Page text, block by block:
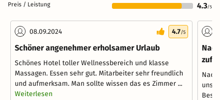
Preis / Leistung 4.3/5
08.09.2024 4.7/5
Schöner angenehmer erholsamer Urlaub
Schönes Hotel toller Wellnessbereich und klasse
Massagen. Essen sehr gut. Mitarbeiter sehr freundlich
und aufmerksam. Man sollte wissen das es Zimmer ...
Weiterlesen